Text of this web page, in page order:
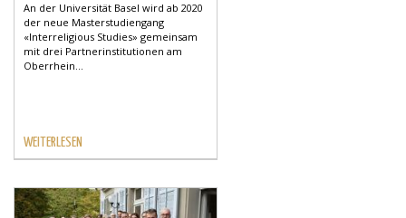
An der Universität Basel wird ab 2020
der neue Masterstudiengang
«Interreligious Studies» gemeinsam
mit drei Partnerinstitutionen am
Oberrhein...
WEITERLESEN